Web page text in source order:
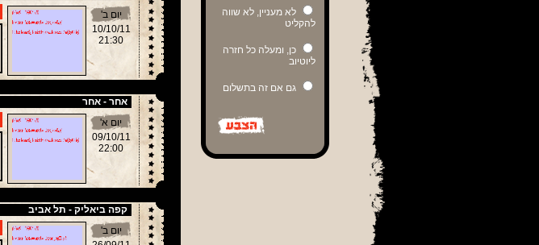
יום ב'
10/10/11
21:30
אחר - אחר
יום א'
09/10/11
22:00
קפה ביאליק - תל אביב
יום ב'
לא מעניין, לא שווה
להקליט
כן, ומעלה כל חזרה
ליוטיוב
גם אם זה בתשלום